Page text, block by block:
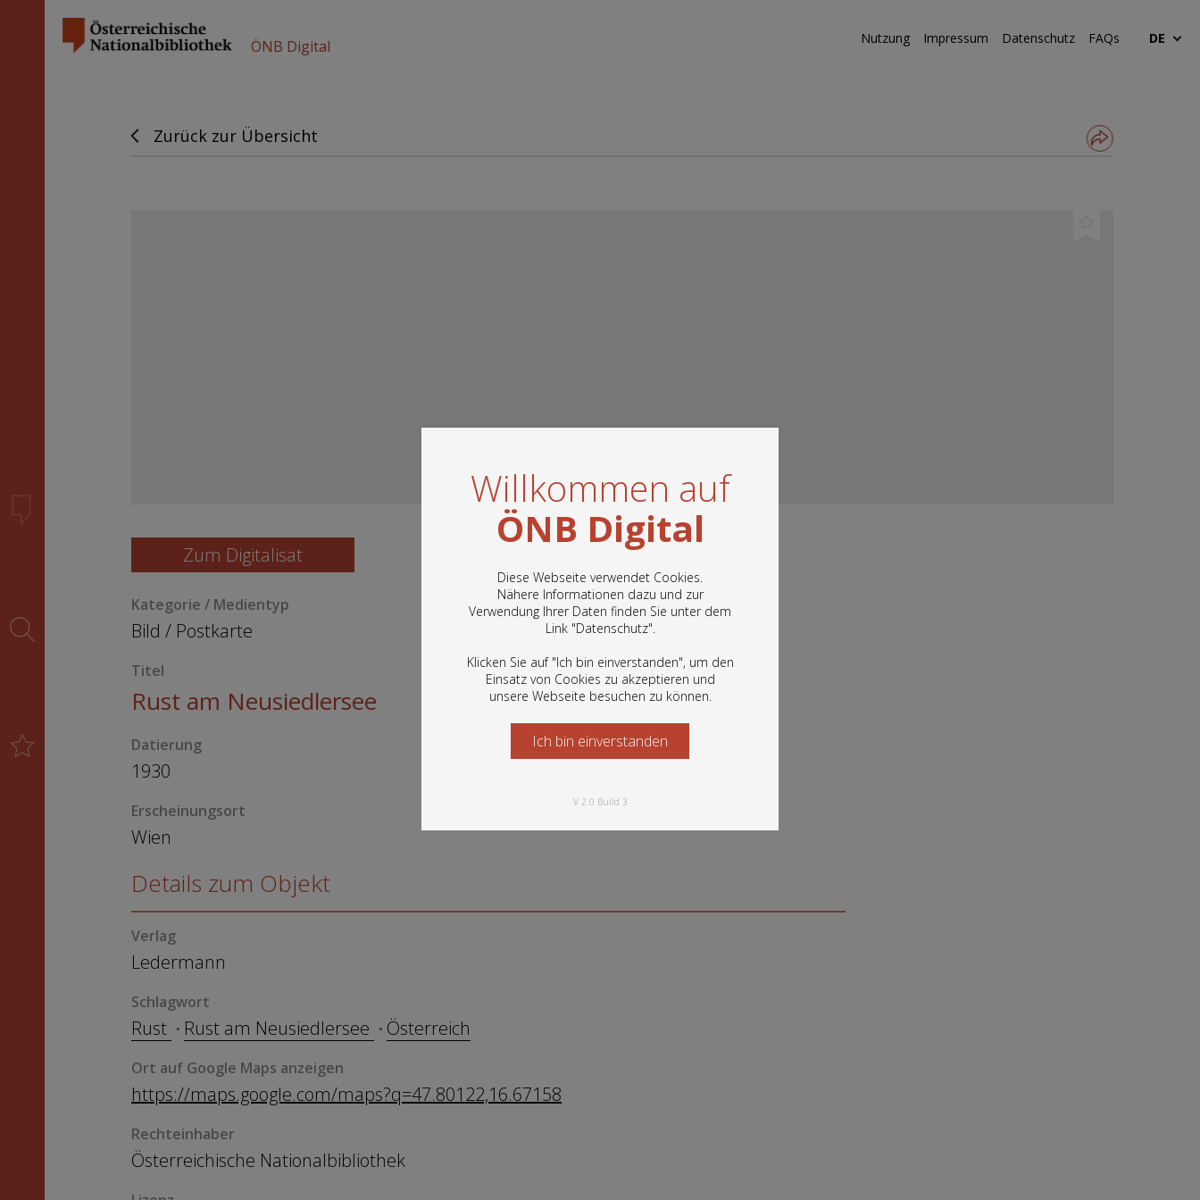
Willkommen auf
ÖNB Digital
Diese Webseite verwendet Cookies.
Nähere Informationen dazu und zur
Verwendung Ihrer Daten finden Sie unter dem
Link "Datenschutz".
Klicken Sie auf "Ich bin einverstanden", um den
Einsatz von Cookies zu akzeptieren und
unsere Webseite besuchen zu können.
In diesem Portal finden Sie die digitalen
Bestände der Österreichischen
Grafiken und vieles mehr.
Ich bin einverstanden
Starten Sie jetzt
V 2.0 Build 3
ÖNB Digital Nutzung Impressum Datenschutz FAQs DE
Zurück zur Übersicht
Zum Digitalisat
Kategorie / Medientyp
Bild / Postkarte
Titel
Rust am Neusiedlersee
Datierung
1930
Erscheinungsort
Wien
Details zum Objekt
Verlag
Ledermann
Schlagwort
Rust Rust am Neusiedlersee Österreich
Ort auf Google Maps anzeigen
https://maps.google.com/maps?q=47.80122,16.67158
Rechteinhaber
Österreichische Nationalbibliothek